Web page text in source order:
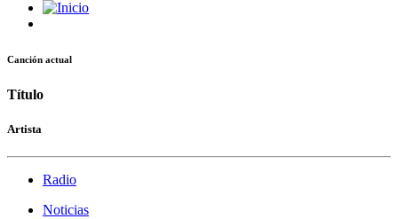
Canción actual
Título
Artista
Radio
Noticias